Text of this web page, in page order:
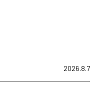
2026.8.7